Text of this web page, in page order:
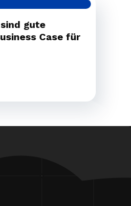
gute
Case für